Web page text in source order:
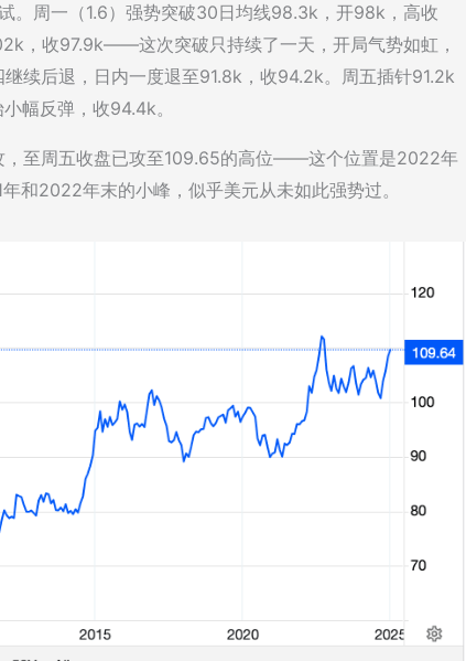
。周一（1.6）强势突破30日均线98.3k，开98k，高收
，收97.9k——这次突破只持续了一天，开局气势如虹，
续后退，日内一度退至91.8k，收94.2k。周五插针91.2k
幅反弹，收94.4k。
，至周五收盘已攻至109.65的高位——这个位置是2022年
和2022年末的小峰，似乎美元从未如此强势过。